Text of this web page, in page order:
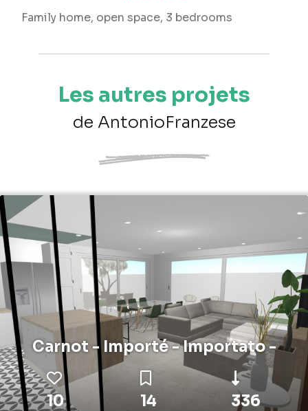
Family home, open space, 3 bedrooms
Les autres projets
de AntonioFranzese
Carnot - Importé - Importato -
10 14 336